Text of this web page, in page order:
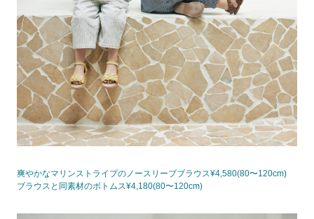
爽やかなマリンストライプのノースリーブブラウス¥4,580(80〜120cm)
ブラウスと同素材のボトムス¥4,180(80〜120cm)